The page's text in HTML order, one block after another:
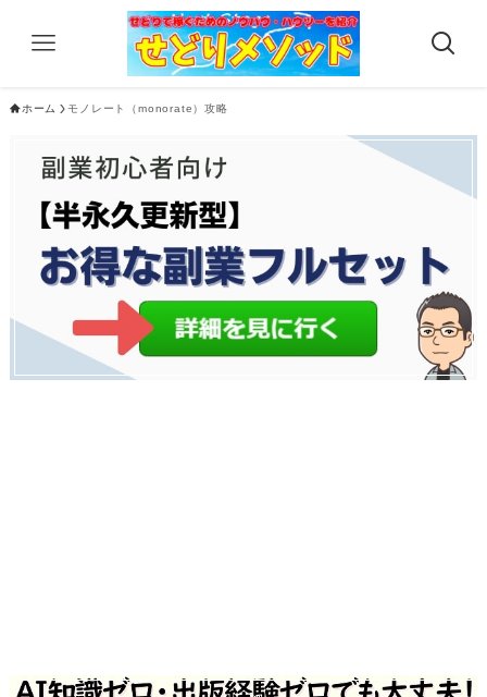
ホーム モノレート（monorate）攻略